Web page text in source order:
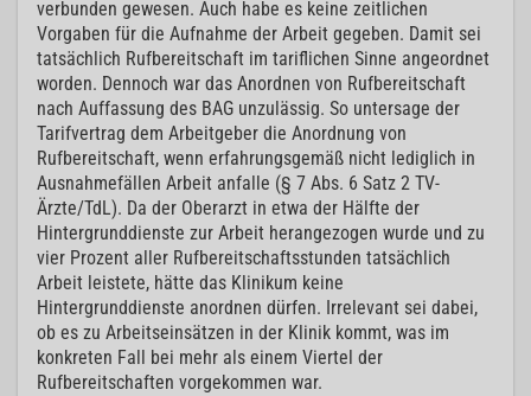
verbunden gewesen. Auch habe es keine zeitlichen
Vorgaben für die Aufnahme der Arbeit gegeben. Damit sei
tatsächlich Rufbereitschaft im tariflichen Sinne angeordnet
worden. Dennoch war das Anordnen von Rufbereitschaft
nach Auffassung des BAG unzulässig. So untersage der
Tarifvertrag dem Arbeitgeber die Anordnung von
Rufbereitschaft, wenn erfahrungsgemäß nicht lediglich in
Ausnahmefällen Arbeit anfalle (§ 7 Abs. 6 Satz 2 TV-
Ärzte/TdL). Da der Oberarzt in etwa der Hälfte der
Hintergrunddienste zur Arbeit herangezogen wurde und zu
vier Prozent aller Rufbereitschaftsstunden tatsächlich
Arbeit leistete, hätte das Klinikum keine
Hintergrunddienste anordnen dürfen. Irrelevant sei dabei,
ob es zu Arbeitseinsätzen in der Klinik kommt, was im
konkreten Fall bei mehr als einem Viertel der
Rufbereitschaften vorgekommen war.